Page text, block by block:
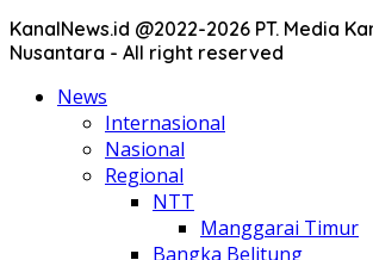
KanalNews.id @2022-2026 PT. Media
Nusantara - All right reserved
News
Internasional
Nasional
Regional
NTT
Manggarai Timur
Bangka Belitung